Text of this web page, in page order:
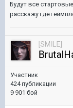
Будут все
расскажу где
[SMILE]
Участник
424 публикации
9 901 бой